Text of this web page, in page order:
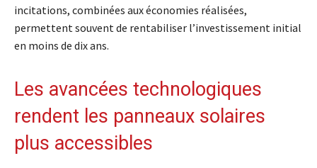
incitations, combinées aux économies réalisées,
permettent souvent de rentabiliser l’investissement initial
en moins de dix ans.
Les avancées technologiques
rendent les panneaux solaires
plus accessibles